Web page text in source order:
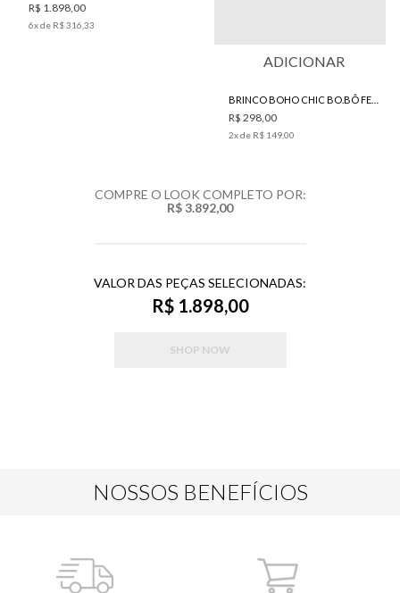
R$ 1.898,00
6x de R$ 316,33
ADICIONAR
R$ 298,00
2x de R$ 149,00
COMPRE O LOOK COMPLETO POR:
R$ 3.892,00
VALOR DAS PEÇAS SELECIONADAS:
R$ 1.898,00
SHOP NOW
NOSSOS BENEFÍCIOS